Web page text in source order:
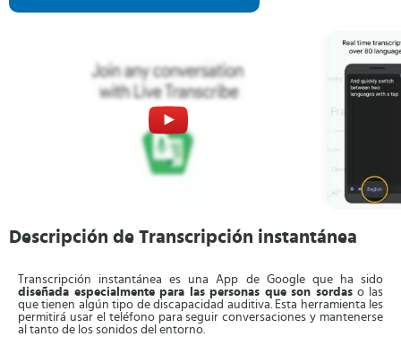
Descripción de Transcripción instantánea
Transcripción instantánea es una App de Google que ha sido
diseñada especialmente para las personas que son sordaso las
que tienen algún tipo de discapacidad auditiva. Esta herramienta les
permitirá usar el teléfono para seguir conversaciones y mantenerse
al tanto de los sonidos del entorno.